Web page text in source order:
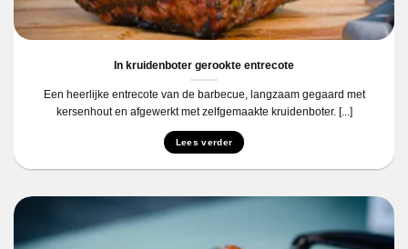
In kruidenboter gerookte entrecote
Een heerlijke entrecote van de barbecue, langzaam gegaard met
kersenhout en afgewerkt met zelfgemaakte kruidenboter. [...]
Lees verder